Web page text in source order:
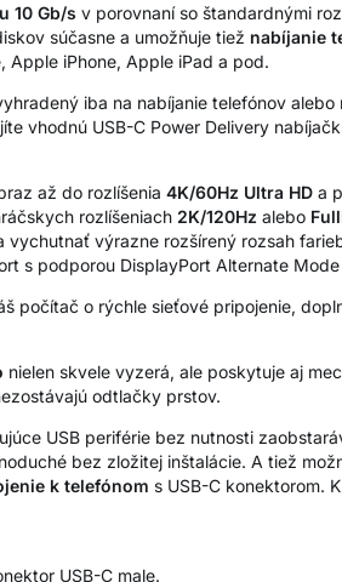
10 Gb/s v porovnaní so štandardnými
súčasne a umožňuje tiež nabíjanie
Apple iPhone, Apple iPad a pod.
iba na nabíjanie telefónov
vhodnú USB-C Power Delivery
až do rozlíšenia 4K/60Hz Ultra HD a
rozlíšeniach 2K/120Hz alebo
vychutnať výrazne rozšírený rozsah
s podporou DisplayPort Alternate
počítač o rýchle sieťové pripojenie,
nielen skvele vyzerá, ale poskytuje aj
odtlačky prstov.
USB periférie bez nutnosti
bez zložitej inštalácie. A tiež
k telefónom s USB-C konektorom.
USB-C male.